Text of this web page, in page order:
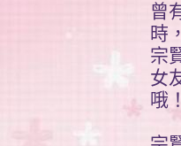
曾
時
宗
女
哦